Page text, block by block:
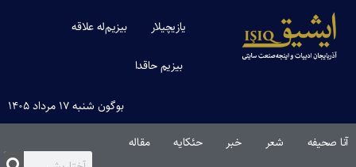
یازیچیلار بیزیم‌له علاقه
بیزیم حاقدا
بوگون شنبه ۱۷ مرداد ۱۴۰۵
آنا صحیفه شعر خبر حئکایه مقاله‌